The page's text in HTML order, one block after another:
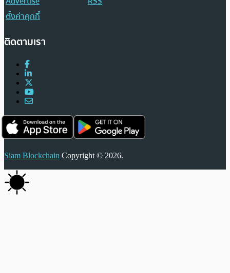
ตั้งค่าคุกกี้
ติดตามเรา
Siam Blockchain Copyright © 2026.